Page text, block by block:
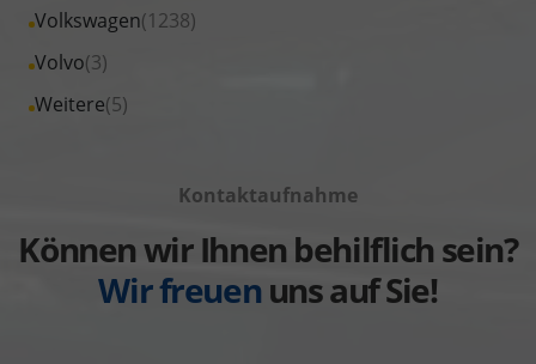
anzeigen
Suzuki
anzeigen
Fahrzeuge
Toyota
anzeigen
Volkswagen(1238)
Alle
Fahrzeuge
Volkswagen
Volvo(3)
Alle
Fahrzeuge
Weitere(5)
Alle
anzeigen
Kontaktaufnahme
Können wir Ihnen behilflich sein?
Wir freuenuns auf Sie!